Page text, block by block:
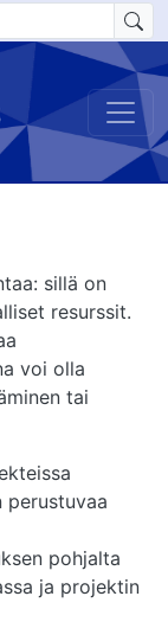
sillä on
resurssit.
voi olla
tai
perustuvaa
pohjalta
ja projektin